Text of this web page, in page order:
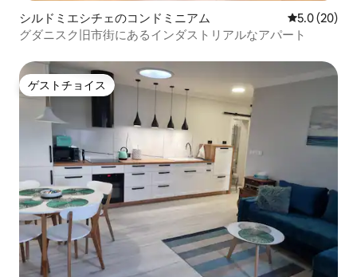
シルドミエシチェのコンドミニアム レビュー20
5.0 (20)
グダニスク旧市街にあるインダストリアルなアパート
ゲストチョイス
ゲストチョイス